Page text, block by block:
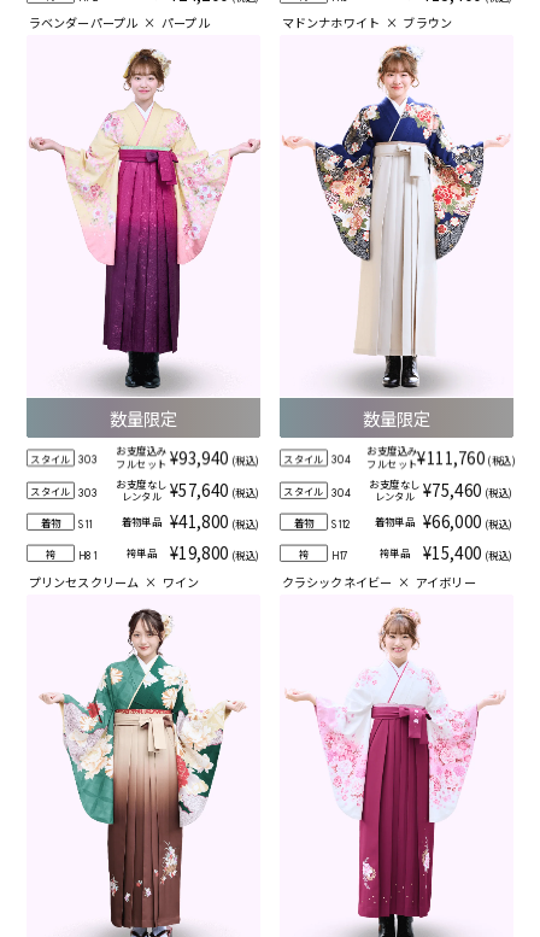
ラベンダーパープル × パープル マドンナホワイト × ブラウン
数量限定
スタイル 303
お支度込み
フルセット ¥93,940 (税込)
スタイル 303
お支度なし
レンタル
¥57,640 (税込)
着物 S11 着物単品 ¥41,800 (税込)
袴 H81 袴単品 ¥19,800 (税込)
プリンセスクリーム × ワイン
数量限定
スタイル 304
お支度込み
フルセット¥111,760 (税込)
スタイル 304
お支度なし
レンタル ¥75,460 (税込)
着物 S112 着物単品 ¥66,000 (税込)
袴 H17 袴単品 ¥15,400 (税込)
クラシックネイビー × アイボリー